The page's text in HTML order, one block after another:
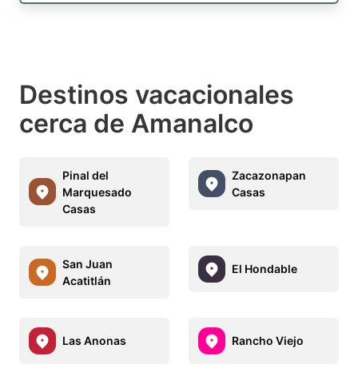
Destinos vacacionales
cerca de Amanalco
Pinal del
Marquesado
Casas
Zacazonapan
Casas
San Juan
Acatitlán
El Hondable
Las Anonas Rancho Viejo